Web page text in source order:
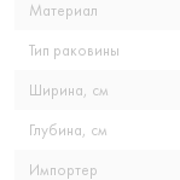
Материал
Тип раковины
Ширина, см
Глубина, см
Импортер